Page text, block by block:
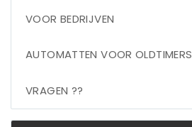
VOOR BEDRIJVEN
AUTOMATTEN VOOR OLDTIMERS
VRAGEN ??